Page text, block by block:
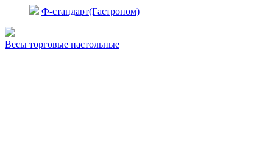
Ф-стандарт(Гастроном)
Весы торговые настольные